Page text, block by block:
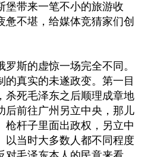
堡带来一笔不小的旅游收
惫不堪，给媒体竞猜家们创
斯的虚惊一场完全不同。
的真实的未遂政变。第一目
杀死毛泽东之后顺理成章地
后前往广州另立中央，那儿
枪杆子里面出政权，另立中
以当时大多数人都不同程度